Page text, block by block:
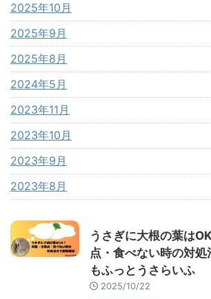
2025年10月
2025年9月
2025年8月
2024年5月
2023年11月
2023年10月
2023年9月
2023年8月
うさぎに大根の葉は
点・食べない時の対
もふっとうさらいふ
2025/10/22